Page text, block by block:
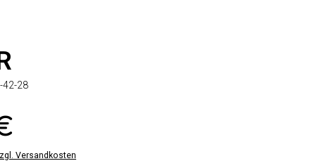
42-28
Versandkosten